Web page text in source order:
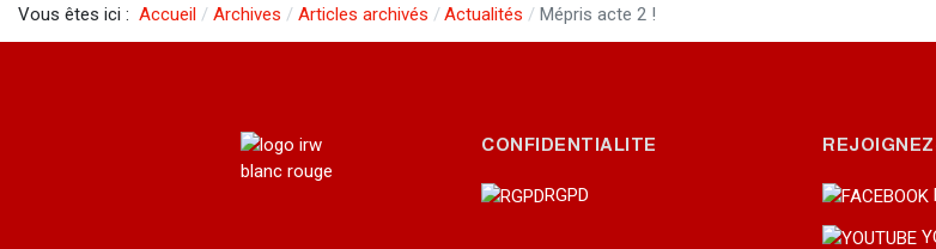
Vous êtes ici : Accueil Archives Articles archivés Actualités Mépris acte 2 !
CONFIDENTIALITE
RGPD